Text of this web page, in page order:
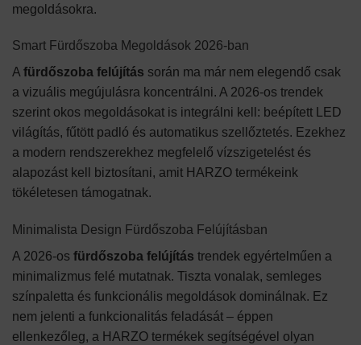
megoldásokra.
Smart Fürdőszoba Megoldások 2026-ban
A fürdőszoba felújítás során ma már nem elegendő csak
a vizuális megújulásra koncentrálni. A 2026-os trendek
szerint okos megoldásokat is integrálni kell: beépített LED
világítás, fűtött padló és automatikus szellőztetés. Ezekhez
a modern rendszerekhez megfelelő vízszigetelést és
alapozást kell biztosítani, amit HARZO termékeink
tökéletesen támogatnak.
Minimalista Design Fürdőszoba Felújításban
A 2026-os fürdőszoba felújítás trendek egyértelműen a
minimalizmus felé mutatnak. Tiszta vonalak, semleges
színpaletta és funkcionális megoldások dominálnak. Ez
nem jelenti a funkcionalitás feladását – éppen
ellenkezőleg, a HARZO termékek segítségével olyan